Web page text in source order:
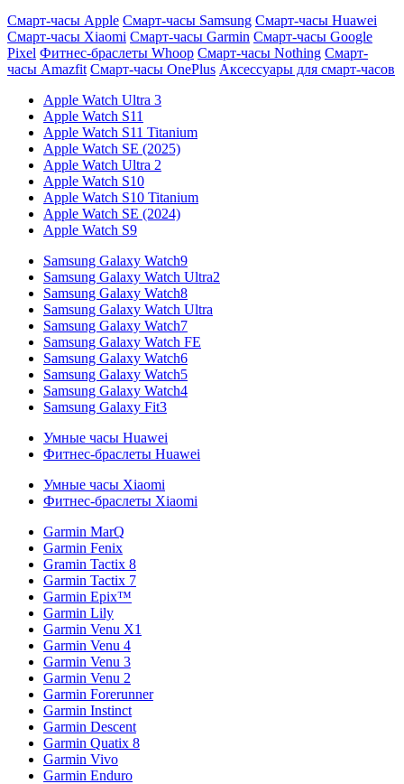
Смарт-часы Apple Смарт-часы Samsung Смарт-часы Huawei
Смарт-часы Xiaomi Смарт-часы Garmin Смарт-часы Google
Pixel Фитнес-браслеты Whoop Смарт-часы Nothing Смарт-
часы Amazfit Смарт-часы OnePlus Аксессуары для смарт-часов
Apple Watch Ultra 3
Apple Watch S11
Apple Watch S11 Titanium
Apple Watch SE (2025)
Apple Watch Ultra 2
Apple Watch S10
Apple Watch S10 Titanium
Apple Watch SE (2024)
Apple Watch S9
Samsung Galaxy Watch9
Samsung Galaxy Watch Ultra2
Samsung Galaxy Watch8
Samsung Galaxy Watch Ultra
Samsung Galaxy Watch7
Samsung Galaxy Watch FE
Samsung Galaxy Watch6
Samsung Galaxy Watch5
Samsung Galaxy Watch4
Samsung Galaxy Fit3
Умные часы Huawei
Фитнес-браслеты Huawei
Умные часы Xiaomi
Фитнес-браслеты Xiaomi
Garmin MarQ
Garmin Fenix
Gramin Tactix 8
Garmin Tactix 7
Garmin Epix™
Garmin Lily
Garmin Venu X1
Garmin Venu 4
Garmin Venu 3
Garmin Venu 2
Garmin Forerunner
Garmin Instinct
Garmin Descent
Garmin Quatix 8
Garmin Vivo
Garmin Enduro